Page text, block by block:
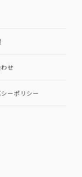
せ
ーポリシー